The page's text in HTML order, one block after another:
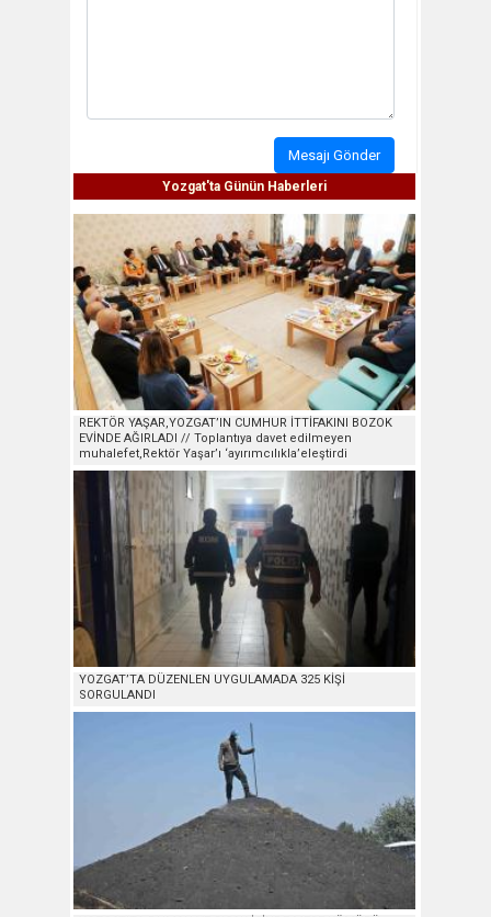
Mesajı Gönder
Yozgat'ta Günün Haberleri
REKTÖR YAŞAR,YOZGAT’IN CUMHUR İTTİFAKINI BOZOK
EVİNDE AĞIRLADI // Toplantıya davet edilmeyen
muhalefet,Rektör Yaşar’ı ‘ayırımcılıkla’eleştirdi
YOZGAT’TA DÜZENLEN UYGULAMADA 325 KİŞİ
SORGULANDI